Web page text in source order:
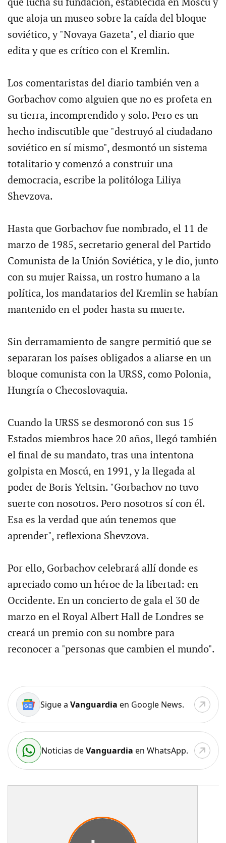
que lucha su fundación, establecida en Moscú y
que aloja un museo sobre la caída del bloque
soviético, y "Novaya Gazeta", el diario que
edita y que es crítico con el Kremlin.
Los comentaristas del diario también ven a
Gorbachov como alguien que no es profeta en
su tierra, incomprendido y solo. Pero es un
hecho indiscutible que "destruyó al ciudadano
soviético en sí mismo", desmontó un sistema
totalitario y comenzó a construir una
democracia, escribe la politóloga Liliya
Shevzova.
Hasta que Gorbachov fue nombrado, el 11 de
marzo de 1985, secretario general del Partido
Comunista de la Unión Soviética, y le dio, junto
con su mujer Raissa, un rostro humano a la
política, los mandatarios del Kremlin se habían
mantenido en el poder hasta su muerte.
Sin derramamiento de sangre permitió que se
separaran los países obligados a aliarse en un
bloque comunista con la URSS, como Polonia,
Hungría o Checoslovaquia.
Cuando la URSS se desmoronó con sus 15
Estados miembros hace 20 años, llegó también
el final de su mandato, tras una intentona
golpista en Moscú, en 1991, y la llegada al
poder de Boris Yeltsin. "Gorbachov no tuvo
suerte con nosotros. Pero nosotros sí con él.
Esa es la verdad que aún tenemos que
aprender", reflexiona Shevzova.
Por ello, Gorbachov celebrará allí donde es
apreciado como un héroe de la libertad: en
Occidente. En un concierto de gala el 30 de
marzo en el Royal Albert Hall de Londres se
creará un premio con su nombre para
reconocer a "personas que cambien el mundo".
Sigue a Vanguardia en Google News.
Noticias deVanguardia en WhatsApp.